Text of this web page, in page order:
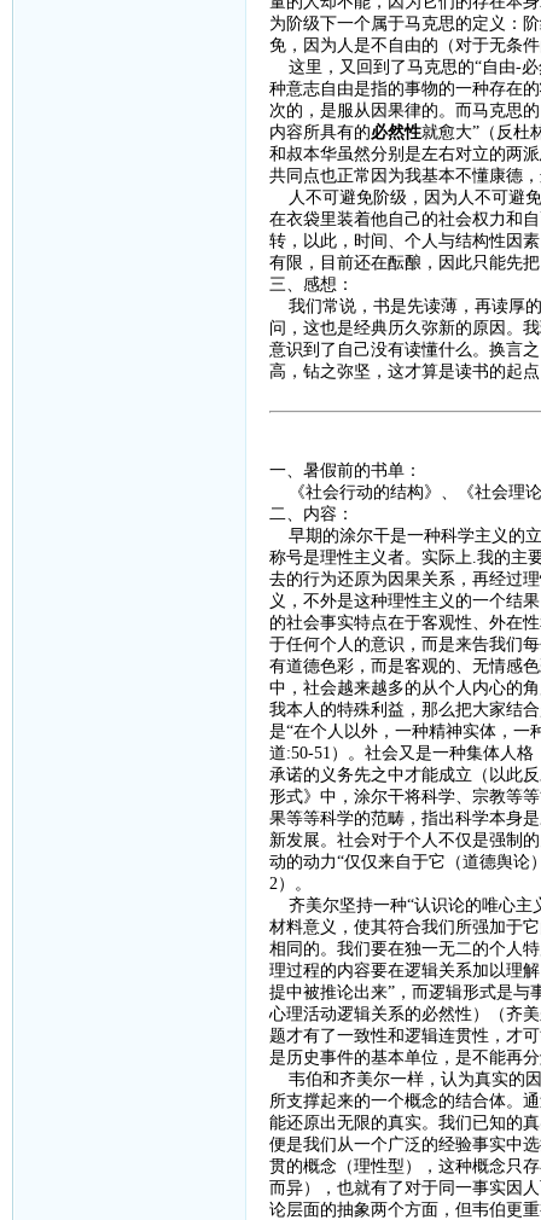
为阶级下一个属于马克思的定义：
免，因为人是不自由的（对于无条
这里，又回到了马克思的“自由-必
种意志自由是指的事物的一种存在
次的，是服从因果律的。而马克思
内容所具有的必然性就愈大”（反杜
和叔本华虽然分别是左右对立的两
共同点也正常因为我基本不懂康德
人不可避免阶级，因为人不可避
在衣袋里装着他自己的社会权力和
转，以此，时间、个人与结构性因
有限，目前还在酝酿，因此只能先
三、感想：
我们常说，书是先读薄，再读厚
问，这也是经典历久弥新的原因。
意识到了自己没有读懂什么。换言
高，钻之弥坚，这才算是读书的起
一、暑假前的书单：
《社会行动的结构》、《社会理
二、内容：
早期的涂尔干是一种科学主义的
称号是理性主义者。实际上 我的主
去的行为还原为因果关系，再经过
义，不外是这种理性主义的一个结
的社会事实特点在于客观性、外在
于任何个人的意识，而是来告我们
有道德色彩，而是客观的、无情感
中，社会越来越多的从个人内心的
我本人的特殊利益，那么把大家结
是“在个人以外，一种精神实体，一
道:50-51 ）。社会又是一种集体人
承诺的义务先之中才能成立（以此
形式》中，涂尔干将科学、宗教等
果等等科学的范畴，指出科学本身
新发展。社会对于个人不仅是强制
动的动力“仅仅来自于它（道德舆论
2 ）。
齐美尔坚持一种“认识论的唯心主
材料意义，使其符合我们所强加于
相同的。我们要在独一无二的个人
理过程的内容要在逻辑关系加以理
提中被推论出来”，而逻辑形式是与
心理活动逻辑关系的必然性）（齐
题才有了一致性和逻辑连贯性，才
是历史事件的基本单位，是不能再
韦伯和齐美尔一样，认为真实的
所支撑起来的一个概念的结合体。
能还原出无限的真实。我们已知的
便是我们从一个广泛的经验事实中
贯的概念（理性型），这种概念只
而异），也就有了对于同一事实因
论层面的抽象两个方面，但韦伯更